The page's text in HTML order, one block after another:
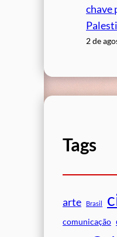
chave
2 de
Tags
arte Brasil
comunicação